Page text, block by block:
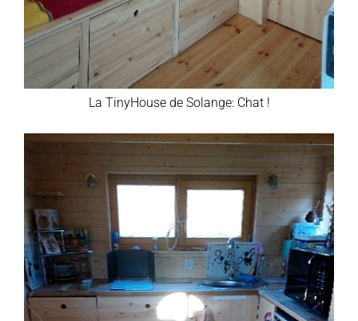
La TinyHouse de Solange: Chat !